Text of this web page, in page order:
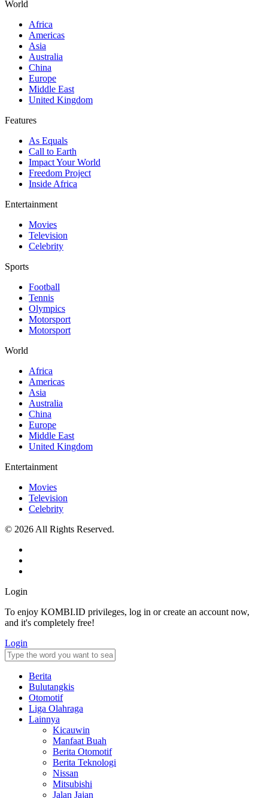
World
Africa
Americas
Asia
Australia
China
Europe
Middle East
United Kingdom
Features
As Equals
Call to Earth
Impact Your World
Freedom Project
Inside Africa
Entertainment
Movies
Television
Celebrity
Sports
Football
Tennis
Olympics
Motorsport
Motorsport
World
Africa
Americas
Asia
Australia
China
Europe
Middle East
United Kingdom
Entertainment
Movies
Television
Celebrity
© 2026 All Rights Reserved.
Login
To enjoy KOMBI.ID privileges, log in or create an account now,
and it's completely free!
Login
Berita
Bulutangkis
Otomotif
Liga Olahraga
Lainnya
Kicauwin
Manfaat Buah
Berita Otomotif
Berita Teknologi
Nissan
Mitsubishi
Jalan Jajan